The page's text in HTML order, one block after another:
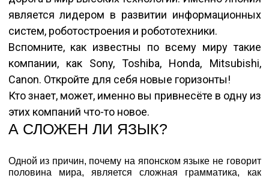
является лидером в развитии информационных
систем, роботостроения и робототехники.
Вспомните, как известны по всему миру такие
компании, как Sony, Toshiba, Honda, Mitsubishi,
Canon. Откройте для себя новые горизонты!
Кто знает, может, именно вы привнесёте в одну из
этих компаний что-то новое.
А СЛОЖЕН ЛИ ЯЗЫК?
Одной из причин, почему на японском языке не говорит
половина мира, является сложная грамматика, как